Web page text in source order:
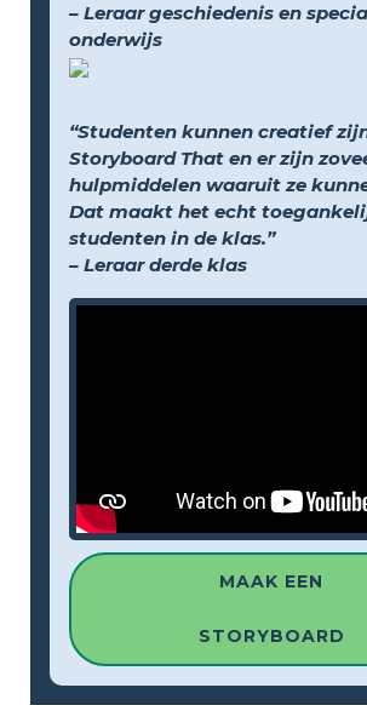
– Leraar geschiedenis en
onderwijs
“Studenten kunnen creatief
Storyboard That en er zijn
hulpmiddelen waaruit ze
Dat maakt het echt
studenten in de klas.”
– Leraar derde klas
MAAK EEN
STORYBOARD